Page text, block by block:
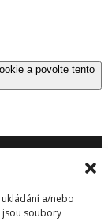
a/nebo
jsou soubory
a povolte tento
Gaudus